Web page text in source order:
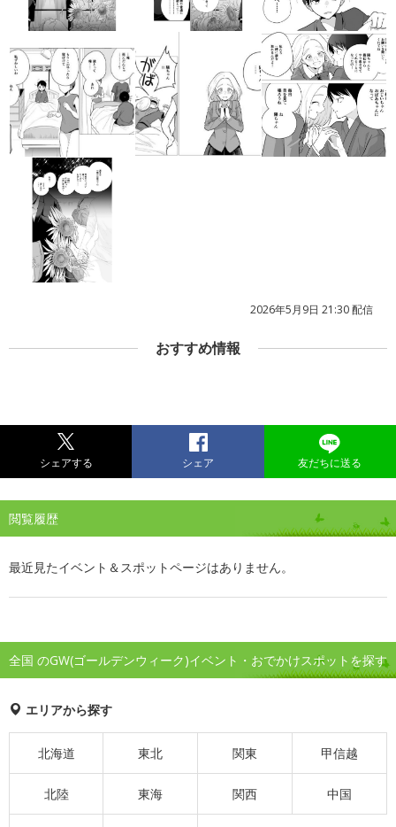
2026年5月9日 21:30 配信
おすすめ情報
シェアする シェア 友だちに送る
閲覧履歴
最近見たイベント＆スポットページはありません。
全国 のGW(ゴールデンウィーク)イベント・おでかけスポットを探す
エリアから探す
北海道 東北 関東 甲信越
北陸 東海 関西 中国